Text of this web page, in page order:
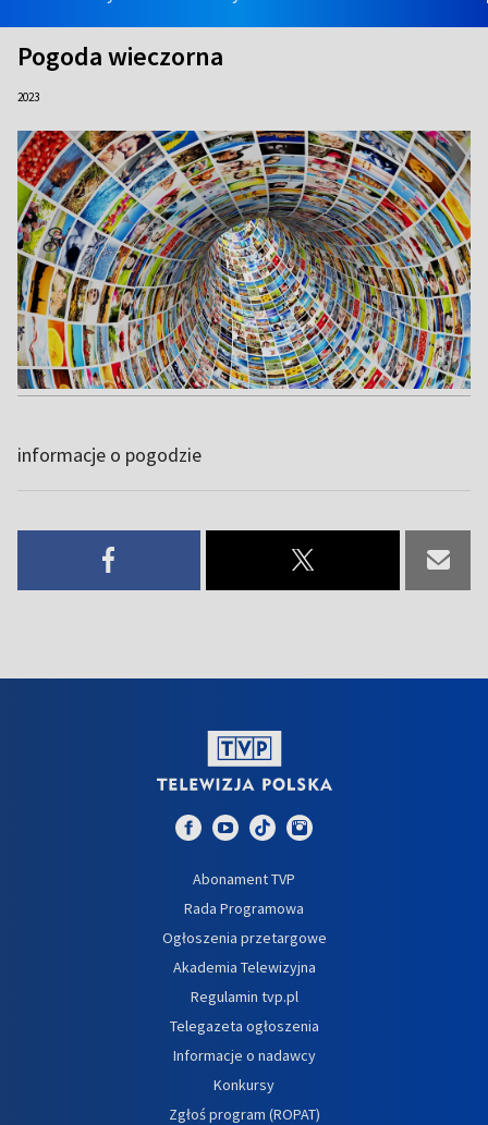
Pogoda wieczorna
2023
informacje o pogodzie
Abonament TVP
Rada Programowa
Ogłoszenia przetargowe
Akademia Telewizyjna
Regulamin tvp.pl
Telegazeta ogłoszenia
Informacje o nadawcy
Konkursy
Zgłoś program (ROPAT)